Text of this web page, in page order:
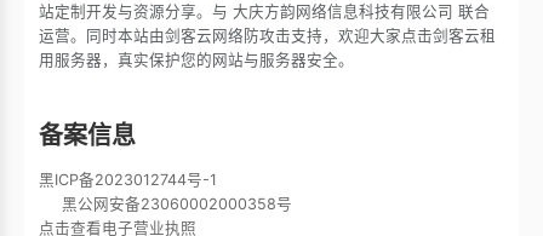
站定制开发与资源分享。与 大庆方韵网络信息科技有限公司 联合
运营。同时本站由剑客云网络防攻击支持，欢迎大家点击剑客云租
用服务器，真实保护您的网站与服务器安全。
备案信息
黑ICP备2023012744号-1
黑公网安备23060002000358号
点击查看电子营业执照